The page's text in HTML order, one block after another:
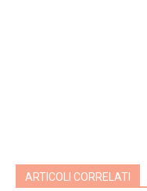
ARTICOLI CORRELATI